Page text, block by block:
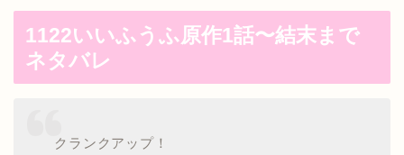
1122いいふうふ原作1話〜結末まで
ネタバレ
クランクアップ！